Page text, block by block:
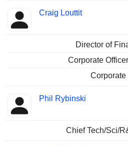
Craig Louttit
Director of
Corporate
Corporate
Phil Rybinski
Chief Tech/Sci/